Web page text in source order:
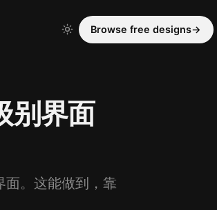
Browse free designs→
别界面
。这能做到，靠